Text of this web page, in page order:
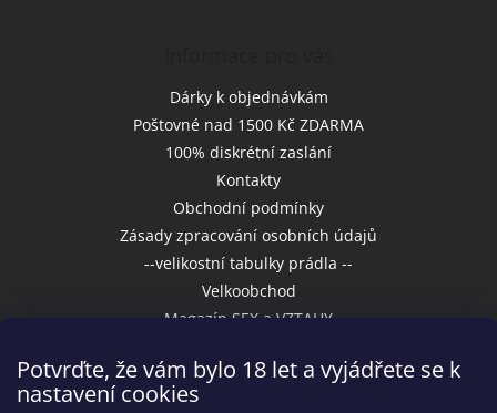
Potvrďte, že vám bylo 18 let a vyjádřete se k
nastavení cookies
Dárky k objednávkám
Poštovné nad 1500 Kč ZDARMA
100% diskrétní zaslání
Kontakty
Obchodní podmínky
Zásady zpracování osobních údajů
--velikostní tabulky prádla --
Velkoobchod
Magazín SEX a VZTAHY